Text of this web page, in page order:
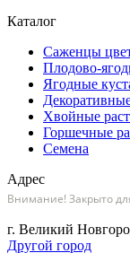
Каталог
Саженцы
Плодово-
Ягодные
Хвойные
Горшечные
Семена
Адрес
Внимание! Закрыто
г. Великий
Другой город